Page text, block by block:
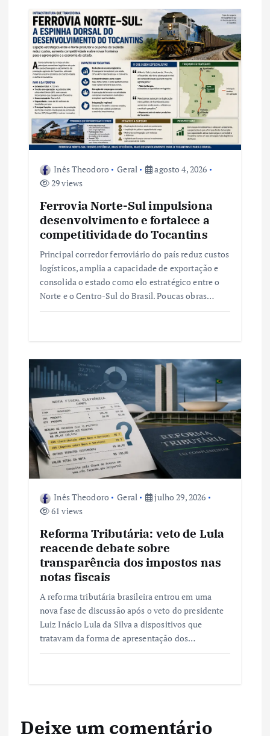
ã
o
d
e
P
Inês Theodoro Geral
agosto 4, 2026
29 views
Ferrovia Norte-Sul impulsiona
desenvolvimento e fortalece a
competitividade do Tocantins
Principal corredor ferroviário do país reduz custos
logísticos, amplia a capacidade de exportação e
consolida o estado como elo estratégico entre o
Norte e o Centro-Sul do Brasil. Poucas obras…
Inês Theodoro Geral
julho 29, 2026
61 views
Reforma Tributária: veto de Lula
reacende debate sobre
transparência dos impostos nas
notas fiscais
A reforma tributária brasileira entrou em uma
nova fase de discussão após o veto do presidente
Luiz Inácio Lula da Silva a dispositivos que
tratavam da forma de apresentação dos…
Deixe um comentário